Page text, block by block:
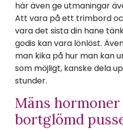
här även ge utmaningar
Att vara på ett trimbord
vara det sista din hane
godis kan vara lönlöst.
man kika på hur man kan
som möjligt, kanske dela
stunder.
Mäns
bortglömd